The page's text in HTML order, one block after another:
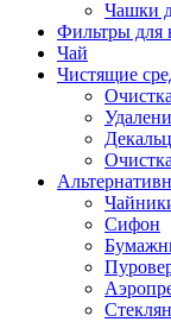
Чашки
Фильтры для
Чай
Чистящие
Сифон